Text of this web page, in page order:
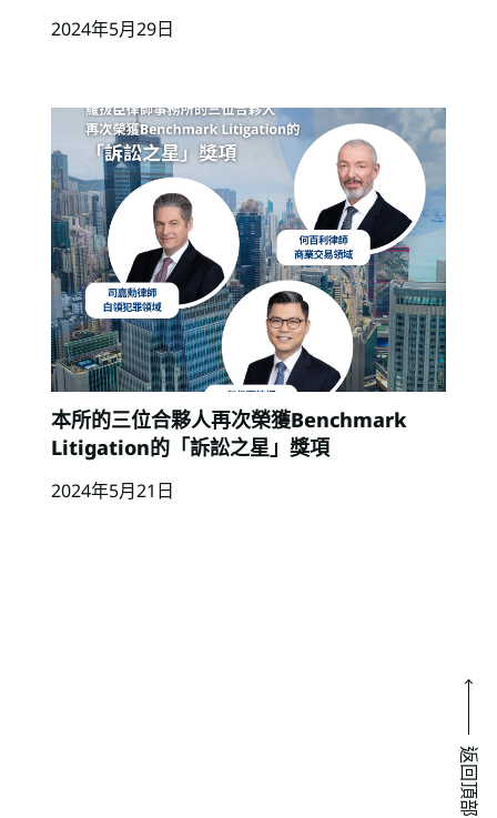
2024年5月29日
本所的三位合夥人再次榮獲Benchmark
Litigation的「訴訟之星」獎項
2024年5月21日
返回頂部